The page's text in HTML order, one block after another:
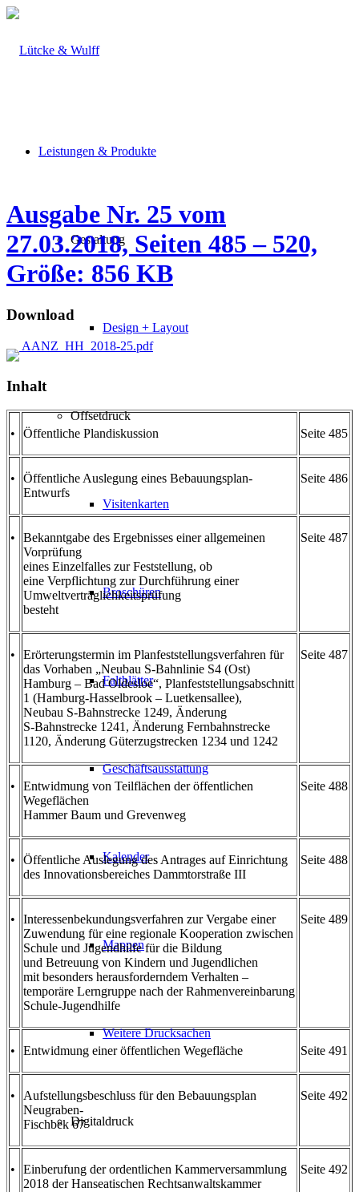
Leistungen & Produkte
Gestaltung
Design + Layout
Offsetdruck
Visitenkarten
Broschüren
Faltblätter
Geschäftsausstattung
Kalender
Mappen
Weitere Drucksachen
Digitaldruck
Ausgabe Nr. 25 vom
27.03.2018, Seiten 485 – 520,
Größe: 856 KB
Download
AANZ_HH_2018-25.pdf
Inhalt
• Öffentliche Plandiskussion Seite 485
•
Öffentliche Auslegung eines Bebauungsplan-
Entwurfs
Seite 486
•
Bekanntgabe des Ergebnisses einer allgemeinen
Vorprüfung
eines Einzelfalles zur Feststellung, ob
eine Verpflichtung zur Durchführung einer
Umweltverträglichkeitsprüfung
besteht
Seite 487
•
Erörterungstermin im Planfeststellungsverfahren für
das Vorhaben „Neubau S-Bahnlinie S4 (Ost)
Hamburg – Bad Oldesloe“, Planfeststellungsabschnitt
1 (Hamburg-Hasselbrook – Luetkensallee),
Neubau S-Bahnstrecke 1249, Änderung
S-Bahnstrecke 1241, Änderung Fernbahnstrecke
1120, Änderung Güterzugstrecken 1234 und 1242
Seite 487
•
Entwidmung von Teilflächen der öffentlichen
Wegeflächen
Hammer Baum und Grevenweg
Seite 488
•
Öffentliche Auslegung des Antrages auf Einrichtung
des Innovationsbereiches Dammtorstraße III
Seite 488
•
Interessenbekundungsverfahren zur Vergabe einer
Zuwendung für eine regionale Kooperation zwischen
Schule und Jugendhilfe für die Bildung
und Betreuung von Kindern und Jugendlichen
mit besonders herausforderndem Verhalten –
temporäre Lerngruppe nach der Rahmenvereinbarung
Schule-Jugendhilfe
Seite 489
• Entwidmung einer öffentlichen Wegefläche Seite 491
•
Aufstellungsbeschluss für den Bebauungsplan
Neugraben-
Fischbek 67
Seite 492
•
Einberufung der ordentlichen Kammerversammlung
2018 der Hanseatischen Rechtsanwaltskammer
Seite 492